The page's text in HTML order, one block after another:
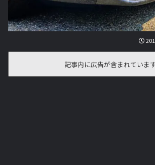
記事内に広告が含まれています